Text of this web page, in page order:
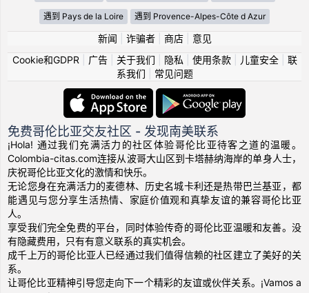
遇到 Pays de la Loire 遇到 Provence-Alpes-Côte d Azur
新闻 诈骗者| 商店| 意见
Cookie和GDPR
广告| 关于我们 隐私 使用条款| 儿童安全| 联
系我们
常见问题
免费哥伦比亚交友社区 - 发现南美联系
¡Hola! 通过我们充满活力的社区体验哥伦比亚待客之道的温暖。
Colombia-citas.com连接从波哥大山区到卡塔赫纳海岸的单身人士，
庆祝哥伦比亚文化的激情和快乐。
无论您身在充满活力的麦德林、历史名城卡利还是热带巴兰基亚，都
能遇见与您分享生活热情、家庭价值观和真挚友谊的兼容哥伦比亚
人。
享受我们完全免费的平台，同时体验传奇的哥伦比亚温暖和友善。没
有隐藏费用，只有有意义联系的真实机会。
成千上万的哥伦比亚人已经通过我们值得信赖的社区建立了美好的关
系。
让哥伦比亚精神引导您走向下一个精彩的友谊或伙伴关系。¡Vamos a